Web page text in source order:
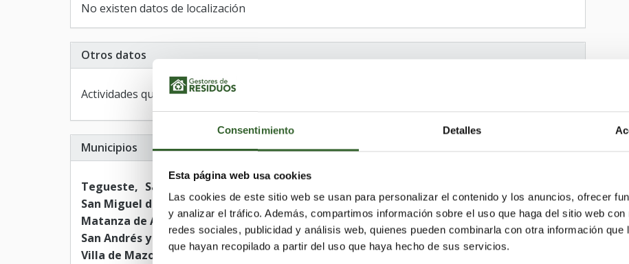
Consentimiento Detalles
Esta página web usa cookies
Las cookies de este sitio web se usan para personalizar el contenido y los anuncios, ofrecer
y analizar el tráfico. Además, compartimos información sobre el uso que haga del sitio web
redes sociales, publicidad y análisis web, quienes pueden combinarla con otra información que
que hayan recopilado a partir del uso que haya hecho de sus servicios.
No existen datos de localización
Otros datos
Actividades que desarrollan:Transporte
Municipios
Tegueste Santiago del Teide
San Miguel de Abona
Paso (El)
San Sebastián de la Gomera
Matanza de Acentejo (La)
Tazacorte Breña Alta Arico Garachico
Guancha (La)
San Andrés y Sauces
Buenavista del Norte Silos (Los) Frontera
Arafo
Villa de Mazo
San Juan de la Rambla Breña Baja Valle Gran Rey
Arona